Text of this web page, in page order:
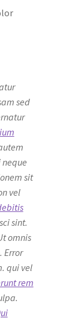
sed
sit
vel
sint.
omnis
Error
qui vel
rem